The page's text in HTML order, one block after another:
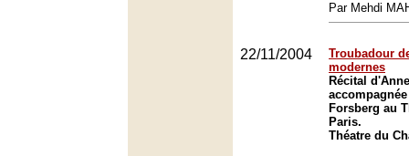
Par Mehdi
22/11/2004
Troubadour
modernes
Récital
Forsberg au
Paris.
Théatre du